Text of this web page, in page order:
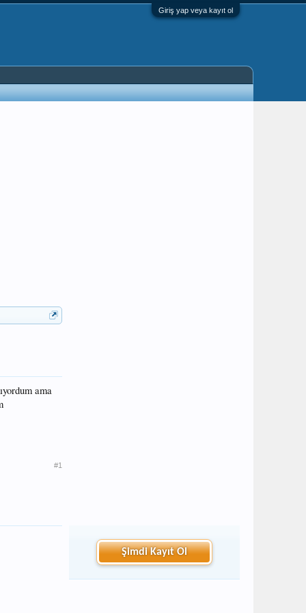
Giriş yap veya kayıt ol
ama
#1
Şimdi Kayıt Ol